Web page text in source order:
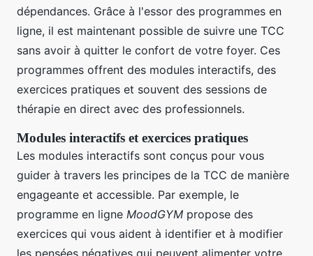
dépendances. Grâce à l'essor des programmes en
ligne, il est maintenant possible de suivre une TCC
sans avoir à quitter le confort de votre foyer. Ces
programmes offrent des modules interactifs, des
exercices pratiques et souvent des sessions de
thérapie en direct avec des professionnels.
Modules interactifs et exercices pratiques
Les modules interactifs sont conçus pour vous
guider à travers les principes de la TCC de manière
engageante et accessible. Par exemple, le
programme en ligne MoodGYM propose des
exercices qui vous aident à identifier et à modifier